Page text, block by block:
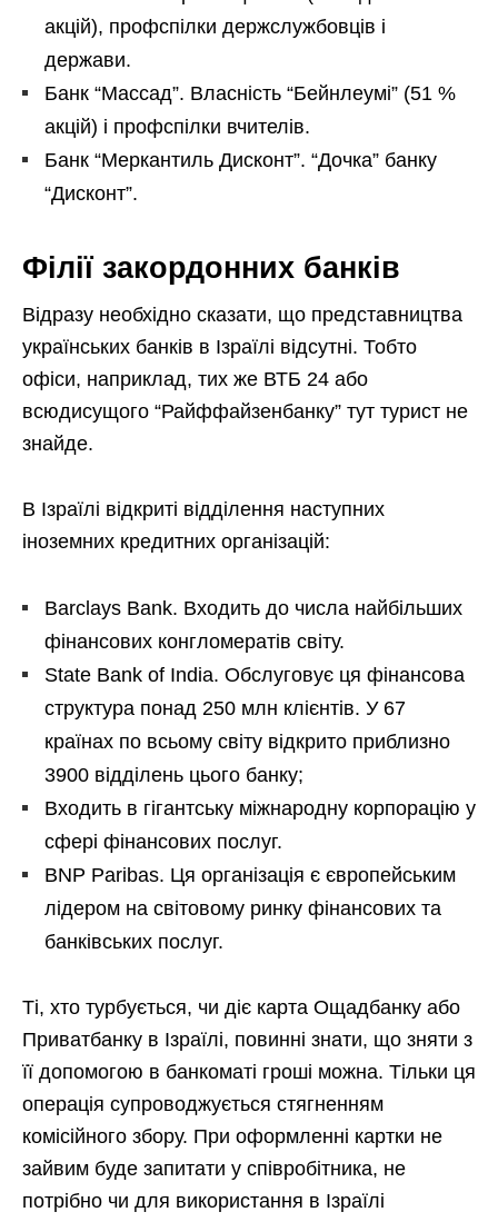
акцій), профспілки держслужбовців і
держави.
Банк “Массад”. Власність “Бейнлеумі” (51 %
акцій) і профспілки вчителів.
Банк “Меркантиль Дисконт”. “Дочка” банку
“Дисконт”.
Філії закордонних банків
Відразу необхідно сказати, що представництва
українських банків в Ізраїлі відсутні. Тобто
офіси, наприклад, тих же ВТБ 24 або
всюдисущого “Райффайзенбанку” тут турист не
знайде.
В Ізраїлі відкриті відділення наступних
іноземних кредитних організацій:
Barclays Bank. Входить до числа найбільших
фінансових конгломератів світу.
State Bank of India. Обслуговує ця фінансова
структура понад 250 млн клієнтів. У 67
країнах по всьому світу відкрито приблизно
3900 відділень цього банку;
Входить в гігантську міжнародну корпорацію у
сфері фінансових послуг.
BNP Paribas. Ця організація є європейським
лідером на світовому ринку фінансових та
банківських послуг.
Ті, хто турбується, чи діє карта Ощадбанку або
Приватбанку в Ізраїлі, повинні знати, що зняти з
її допомогою в банкоматі гроші можна. Тільки ця
операція супроводжується стягненням
комісійного збору. При оформленні картки не
зайвим буде запитати у співробітника, не
потрібно чи для використання в Ізраїлі